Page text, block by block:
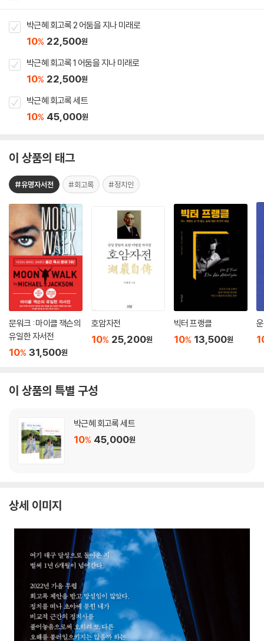
박근혜 회고록 2 어둠을 지나 미래로
10% 22,500원
박근혜 회고록 1 어둠을 지나 미래로
10% 22,500원
박근혜 회고록 세트
10% 45,000원
이 상품의 태그
#유명자서전 #회고록 #정치인
문워크 : 마이클 잭슨의
유일한 자서전
10% 31,500원
호암자전
10% 25,200원
빅터 프랭클
10% 13,500원
이 상품의 특별 구성
박근혜 회고록 세트
10% 45,000원
상세 이미지